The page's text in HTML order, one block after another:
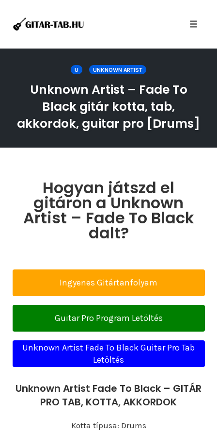
U UNKNOWN ARTIST
Unknown Artist – Fade To
Black gitár kotta, tab,
akkordok, guitar pro [Drums]
Hogyan játszd el
gitáron a Unknown
Artist – Fade To Black
dalt?
Ingyenes Gitártanfolyam
Guitar Pro Program Letöltés
Unknown Artist Fade To Black Guitar Pro Tab
Letöltés
Unknown Artist Fade To Black – GITÁR
PRO TAB, KOTTA, AKKORDOK
Kotta típusa: Drums